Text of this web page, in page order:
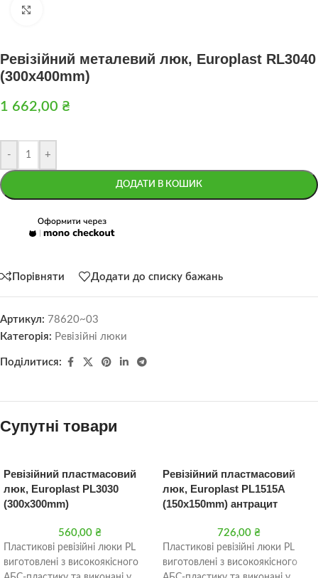
Ревізійний металевий люк, Europlast RL3040
(300x400mm)
1 662,00 ₴
- +
ДОДАТИ В КОШИК
Порівняти Додати до списку бажань
Артикул: 78620~03
Категорія: Ревізійні люки
Поділитися:
Супутні товари
Ревізійний пластмасовий
люк, Europlast PL3030
(300x300mm)
560,00 ₴
Пластикові ревізійні люки PL
виготовлені з високоякісного
Ревізійний пластмасовий
люк, Europlast PL1515A
(150x150mm) антрацит
726,00 ₴
Пластикові ревізійні люки PL
виготовлені з високоякісного